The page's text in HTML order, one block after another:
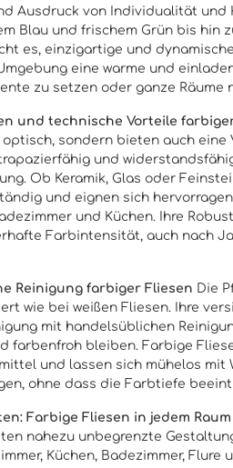
Ausdruck von Individualität und
Blau und frischem Grün bis hin
es, einzigartige und
eine warme und
zu setzen oder ganze Räume
und technische Vorteile
sondern bieten auch eine
und
Ob Keramik, Glas oder
und eignen sich
und Küchen. Ihre
Farbintensität, auch nach
Reinigung farbiger Fliesen Die
wie bei weißen Fliesen. Ihre
mit handelsüblichen
farbenfroh bleiben. Farbige
und lassen sich mühelos mit
ohne dass die Farbtiefe
Farbige Fliesen in jedem Raum
nahezu unbegrenzte
Küchen, Badezimmer, Flure